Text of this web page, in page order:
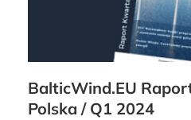
BalticWind.EU
Polska / Q1 2024